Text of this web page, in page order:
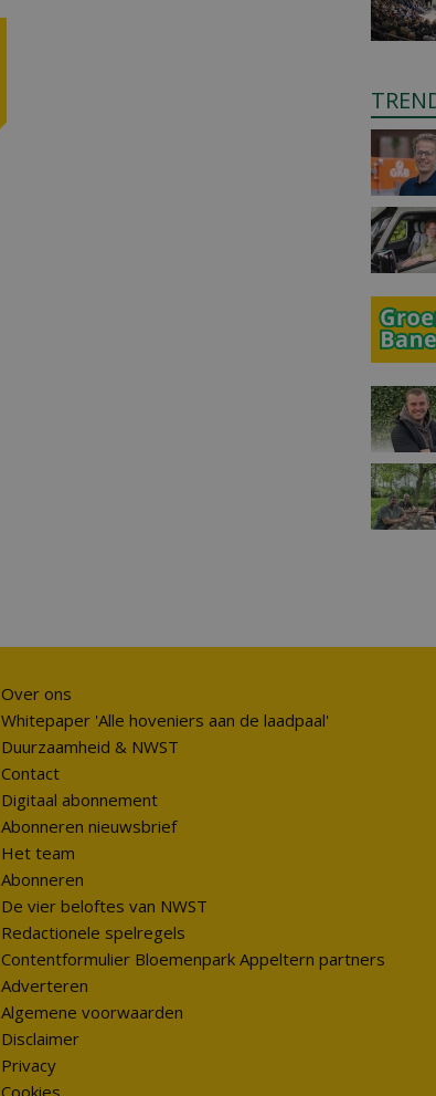
Over ons
Whitepaper 'Alle hoveniers aan de laadpaal'
Duurzaamheid & NWST
Contact
Digitaal abonnement
Abonneren nieuwsbrief
Het team
Abonneren
De vier beloftes van NWST
Redactionele spelregels
Contentformulier Bloemenpark Appeltern partners
Adverteren
Algemene voorwaarden
Disclaimer
Privacy
Cookies